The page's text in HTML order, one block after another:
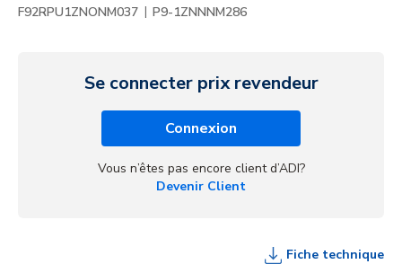
F92RPU1ZNONM037 | P9-1ZNNNM286
Se connecter prix revendeur
Connexion
Vous n’êtes pas encore client d’ADI?
Devenir Client
Fiche technique